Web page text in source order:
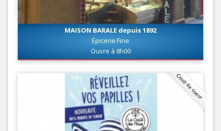
MAISON BARALE depuis 1892
Épicerie Fine
Ouvre à 8h00
Coup de coeur